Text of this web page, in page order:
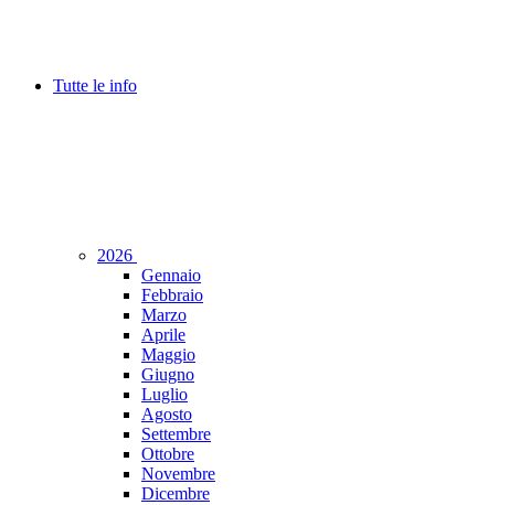
Tutte le info
2026
Gennaio
Febbraio
Marzo
Aprile
Maggio
Giugno
Luglio
Agosto
Settembre
Ottobre
Novembre
Dicembre